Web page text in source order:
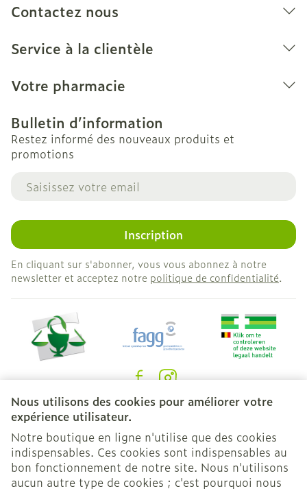
Nous utilisons des cookies pour améliorer votre
expérience utilisateur.
Notre boutique en ligne n'utilise que des cookies
indispensables. Ces cookies sont indispensables au
bon fonctionnement de notre site. Nous n'utilisons
aucun autre type de cookies ; c'est pourquoi nous
Contactez nous
Service à la clientèle
Votre pharmacie
Bulletin d’information
Restez informé des nouveaux produits et
promotions
Adresse mail
Inscription
En cliquant sur s'abonner, vous vous abonnez à notre
newsletter et acceptez notre politique de confidentialité.
Liens légaux